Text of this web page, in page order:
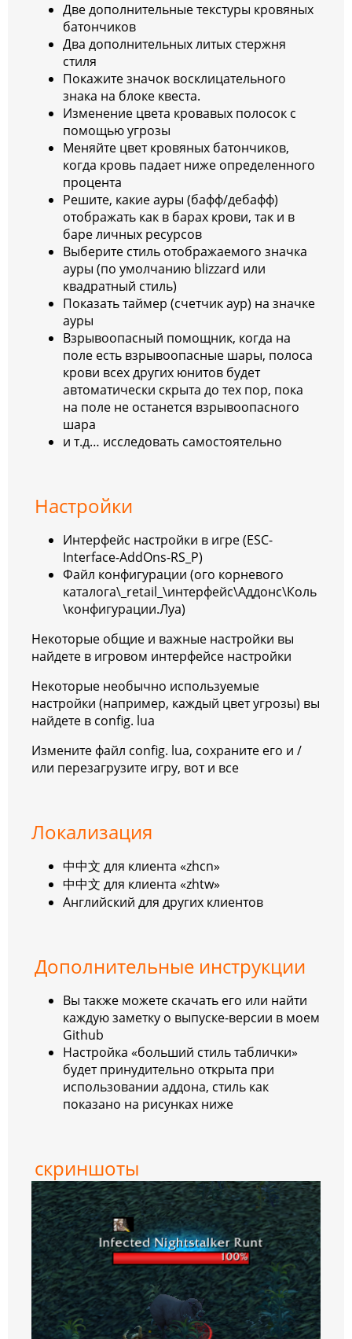
Две дополнительные текстуры кровяных
батончиков
Два дополнительных литых стержня
стиля
Покажите значок восклицательного
знака на блоке квеста.
Изменение цвета кровавых полосок с
помощью угрозы
Меняйте цвет кровяных батончиков,
когда кровь падает ниже определенного
процента
Решите, какие ауры (бафф/дебафф)
отображать как в барах крови, так и в
баре личных ресурсов
Выберите стиль отображаемого значка
ауры (по умолчанию blizzard или
квадратный стиль)
Показать таймер (счетчик аур) на значке
ауры
Взрывоопасный помощник, когда на
поле есть взрывоопасные шары, полоса
крови всех других юнитов будет
автоматически скрыта до тех пор, пока
на поле не останется взрывоопасного
шара
и т.д… исследовать самостоятельно
Настройки
Интерфейс настройки в игре (ESC-
Interface-AddOns-RS_P)
Файл конфигурации (ого корневого
каталога\_retail_\интерфейс\Аддонс\Коль
\конфигурации.Луа)
Некоторые общие и важные настройки вы
найдете в игровом интерфейсе настройки
Некоторые необычно используемые
настройки (например, каждый цвет угрозы) вы
найдете в config. lua
Измените файл config. lua, сохраните его и /
или перезагрузите игру, вот и все
Локализация
中中文 для клиента «zhcn»
中中文 для клиента «zhtw»
Английский для других клиентов
Дополнительные инструкции
Вы также можете скачать его или найти
каждую заметку о выпуске-версии в моем
Github
Настройка «больший стиль таблички»
будет принудительно открыта при
использовании аддона, стиль как
показано на рисунках ниже
скриншоты